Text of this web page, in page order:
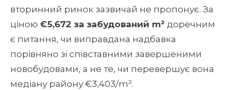
вторинний ринок зазвичай не пропонує. За
ціною €5,672 за забудований m² доречним
є питання, чи виправдана надбавка
порівняно зі співставними завершеними
новобудовами, а не те, чи перевершує вона
медіану району €3,403/m².